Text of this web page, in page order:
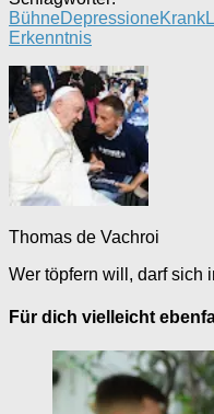
BühneDepressioneKrank
Erkenntnis
Thomas de Vachroi
Wer töpfern will, darf sich
Für dich vielleicht